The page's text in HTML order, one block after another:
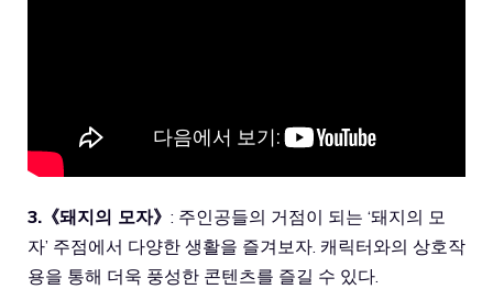
3.《돼지의 모자》 : 주인공들의 거점이 되는 ‘돼지의 모
자’ 주점에서 다양한 생활을 즐겨보자. 캐릭터와의 상호작
용을 통해 더욱 풍성한 콘텐츠를 즐길 수 있다.